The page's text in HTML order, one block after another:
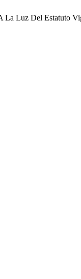
La Luz Del Estatuto